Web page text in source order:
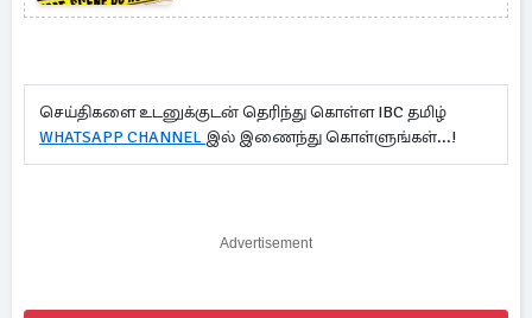
செய்திகளை உடனுக்குடன் தெரிந்து கொள்ள IBC தமிழ்
WHATSAPP CHANNEL இல் இணைந்து கொள்ளுங்கள்...!
Advertisement